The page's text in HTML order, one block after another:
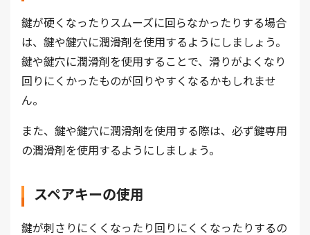
鍵が硬くなったりスムーズに回らなかったりする場合
は、鍵や鍵穴に潤滑剤を使用するようにしましょう。
鍵や鍵穴に潤滑剤を使用することで、滑りがよくなり
回りにくかったものが回りやすくなるかもしれませ
ん。
また、鍵や鍵穴に潤滑剤を使用する際は、必ず鍵専用
の潤滑剤を使用するようにしましょう。
スペアキーの使用
鍵が刺さりにくくなったり回りにくくなったりするの